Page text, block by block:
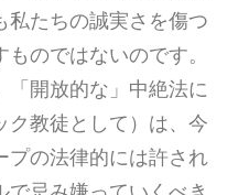
私たちの誠実さを傷つ
のではないのです。
「開放的な」中絶法に
ク教徒として）は、今
プの法律的には許され